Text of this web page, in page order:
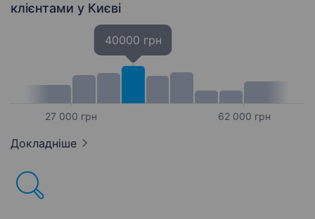
клієнтами у Києві
27 000 грн
40000 грн
62 000 грн
Докладніше